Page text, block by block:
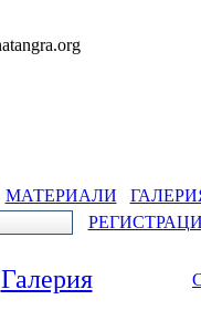
МАТЕРИАЛИ
Галерия